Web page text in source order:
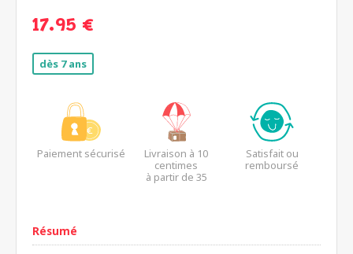
17.95 €
dès 7 ans
Paiement sécurisé
Livraison à 10
centimes
à partir de 35
Satisfait ou
remboursé
Résumé